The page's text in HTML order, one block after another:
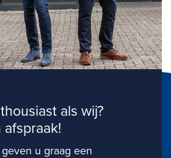
als wij?
afspraak!
u graag een